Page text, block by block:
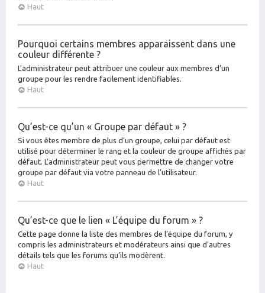
Haut
Pourquoi certains membres apparaissent dans une
couleur différente ?
L’administrateur peut attribuer une couleur aux membres d’un
groupe pour les rendre facilement identifiables.
Haut
Qu’est-ce qu’un « Groupe par défaut » ?
Si vous êtes membre de plus d’un groupe, celui par défaut est
utilisé pour déterminer le rang et la couleur de groupe affichés par
défaut. L’administrateur peut vous permettre de changer votre
groupe par défaut via votre panneau de l’utilisateur.
Haut
Qu’est-ce que le lien « L’équipe du forum » ?
Cette page donne la liste des membres de l’équipe du forum, y
compris les administrateurs et modérateurs ainsi que d’autres
détails tels que les forums qu’ils modèrent.
Haut